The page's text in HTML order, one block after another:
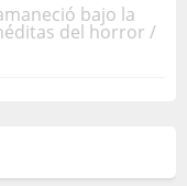
bajo la
del horror /